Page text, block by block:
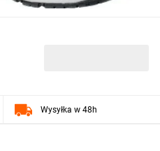
Wysyłka w 48h